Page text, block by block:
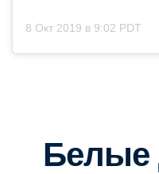
8 Окт 2019 в 9:02 PDT
Белые